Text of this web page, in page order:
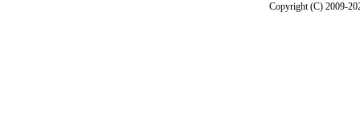
Copyright (C) 2009-